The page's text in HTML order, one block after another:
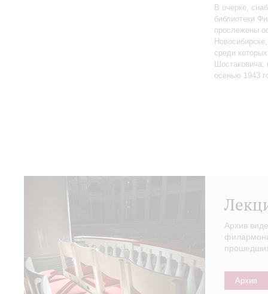
В очерке,
библиотеки
прослежены
среди
Шостаковича,
осенью 1943
Архив
Архив